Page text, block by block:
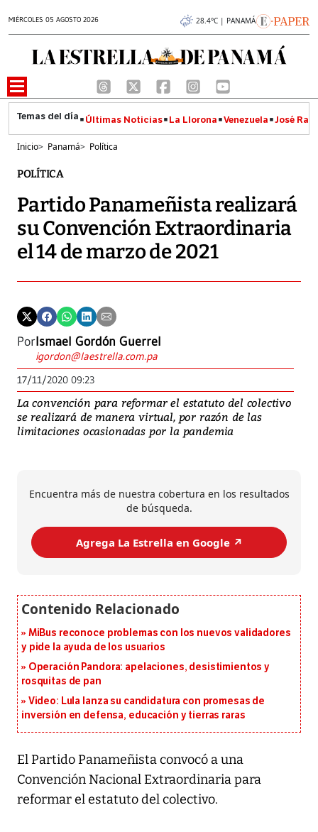
MIÉRCOLES 05 AGOSTO 2026 28.4°C | PANAMÁ
Últimas Noticias La Llorona Venezuela José
Inicio> Panamá> Política
POLÍTICA
Partido Panameñista realizará
su Convención Extraordinaria
el 14 de marzo de 2021
PorIsmael Gordón Guerrel
igordon@laestrella.com.pa
17/11/2020 09:23
La convención para reformar el estatuto del colectivo
se realizará de manera virtual, por razón de las
limitaciones ocasionadas por la pandemia
Encuentra más de nuestra cobertura en los resultados
de búsqueda.
Agrega La Estrella en Google ↗️
MiBus reconoce problemas con los nuevos validadores
y pide la ayuda de los usuarios
Operación Pandora: apelaciones, desistimientos y
rosquitas de pan
Video: Lula lanza su candidatura con promesas de
inversión en defensa, educación y tierras raras
El Partido Panameñista convocó a una
Convención Nacional Extraordinaria para
reformar el estatuto del colectivo.